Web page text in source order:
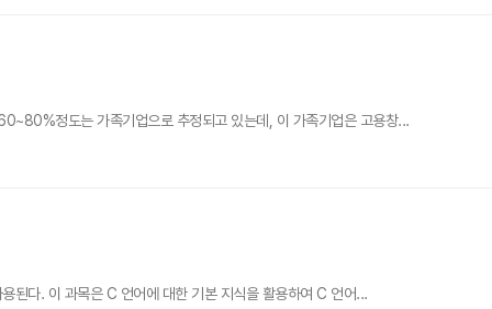
정도는 가족기업으로 추정되고 있는데, 이 가족기업은 고용창...
된다. 이 과목은 C 언어에 대한 기본 지식을 활용하여 C 언어...